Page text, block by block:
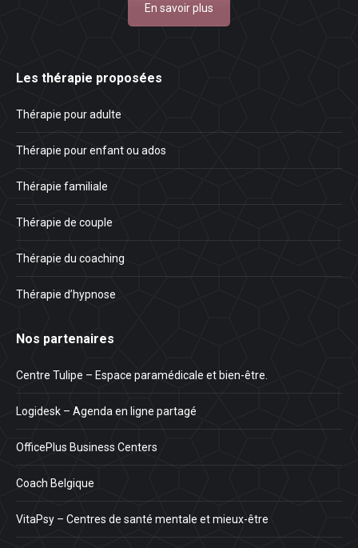
En savoir plus
Les thérapie proposées
Thérapie pour adulte
Thérapie pour enfant ou ados
Thérapie familiale
Thérapie de couple
Thérapie du coaching
Thérapie d’hypnose
Nos partenaires
Centre Tulipe – Espace paramédicale et bien-être.
Logidesk – Agenda en ligne partagé
OfficePlus Business Centers
Coach Belgique
VitaPsy – Centres de santé mentale et mieux-être